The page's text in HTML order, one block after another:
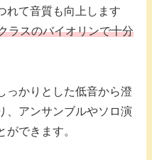
れて音質も向上します
ラスのバイオリンで十分
っかりとした低音から澄
、アンサンブルやソロ演
できます。